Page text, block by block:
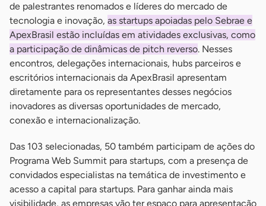
de palestrantes renomados e líderes do mercado de
tecnologia e inovação, as startups apoiadas pelo Sebrae e
ApexBrasil estão incluídas em atividades exclusivas, como
a participação de dinâmicas de pitch reverso. Nesses
encontros, delegações internacionais, hubs parceiros e
escritórios internacionais da ApexBrasil apresentam
diretamente para os representantes desses negócios
inovadores as diversas oportunidades de mercado,
conexão e internacionalização.
Das 103 selecionadas, 50 também participam de ações do
Programa Web Summit para startups, com a presença de
convidados especialistas na temática de investimento e
acesso a capital para startups. Para ganhar ainda mais
visibilidade, as empresas vão ter espaço para apresentação